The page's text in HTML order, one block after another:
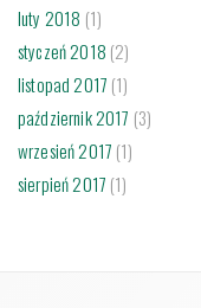
luty 2018 (1)
styczeń 2018 (2)
listopad 2017 (1)
październik 2017 (3)
wrzesień 2017 (1)
sierpień 2017 (1)